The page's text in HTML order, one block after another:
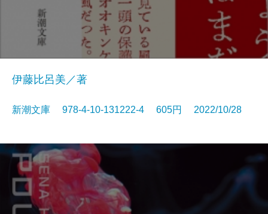
伊藤比呂美／著
新潮文庫 978-4-10-131222-4 605円 2022/10/28